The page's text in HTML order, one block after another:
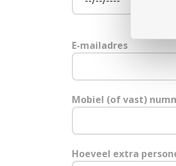
E-mailadres
Mobiel (of vast)
Hoeveel extra